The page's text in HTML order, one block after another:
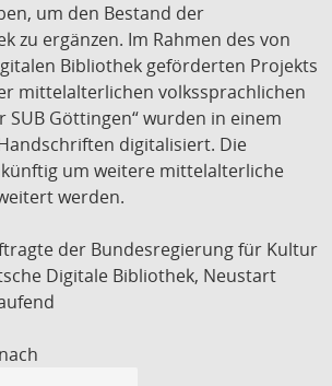
um den Bestand der
zu ergänzen. Im Rahmen des von
Bibliothek geförderten Projekts
mittelalterlichen volkssprachlichen
Göttingen“ wurden in einem
digitalisiert. Die
um weitere mittelalterliche
werden.
der Bundesregierung für Kultur
Digitale Bibliothek, Neustart